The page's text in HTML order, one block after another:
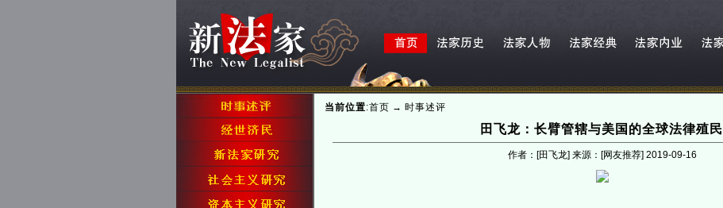
当前位置:首页 → 时事述评
田飞龙：长臂管辖与美国的全球法律殖民
作者：[田飞龙] 来源：[网友推荐] 2019-09-16